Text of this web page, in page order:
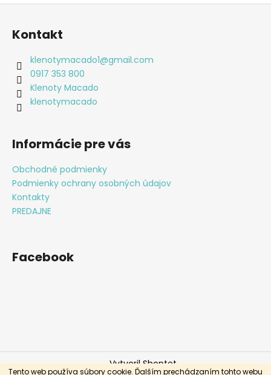
Tento web používa súbory cookie. Ďalším prechádzaním tohto webu
Z
Kontakt
klenotymacado1@gmail.com
0917 353 800
Klenoty Macado
klenotymacado
Informácie pre vás
Obchodné podmienky
Podmienky ochrany osobných údajov
Kontakty
PREDAJNE
Facebook
Vytvoril Shoptet